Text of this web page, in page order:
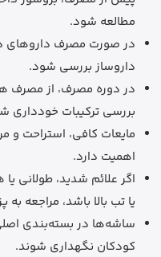
مطالعه شود.
در صورت مصرف داروهای
داروساز بررسی شود.
در دوره مصرف، از مصرف
بررسی ترکیبات خودداری
مایعات کافی، استراحت و
اهمیت دارد.
اگر علائم شدید، طولانی
یا تب بالا باشد، مراجعه
ساشه‌ها در بسته‌بندی
کودکان نگهداری شوند.